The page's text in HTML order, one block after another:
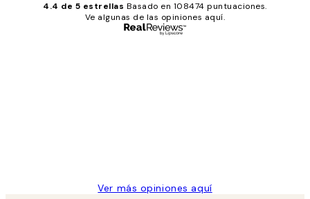
4.4 de 5 estrellas Basado en 108474 puntuaciones.
Ve algunas de las opiniones aquí.
Ver más opiniones aquí